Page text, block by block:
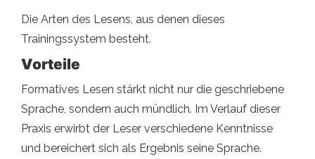
Die Arten des Lesens, aus denen dieses
Trainingssystem besteht.
Vorteile
Formatives Lesen stärkt nicht nur die geschriebene
Sprache, sondern auch mündlich. Im Verlauf dieser
Praxis erwirbt der Leser verschiedene Kenntnisse
und bereichert sich als Ergebnis seine Sprache.